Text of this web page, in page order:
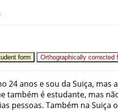
form Orthographically corrected
24anos esou da Suiça, mas
também é estudante, mas
pessoas. Também na Suiça